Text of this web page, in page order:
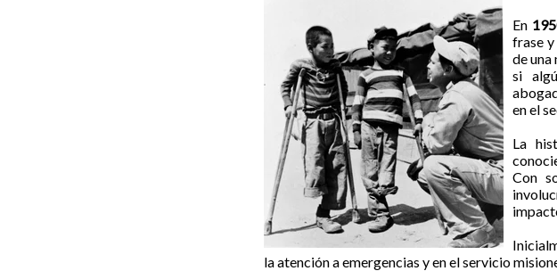
En
frase
de una
si
en el
La
Con
la atención a emergencias y en el servicio